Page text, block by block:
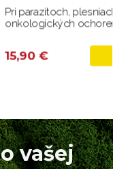
Pri parazitoch,
onkologických
15,90 €
vašej